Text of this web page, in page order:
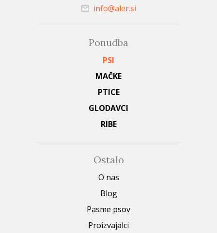
info@aler.si
Ponudba
PSI
MAČKE
PTICE
GLODAVCI
RIBE
Ostalo
O nas
Blog
Pasme psov
Proizvajalci